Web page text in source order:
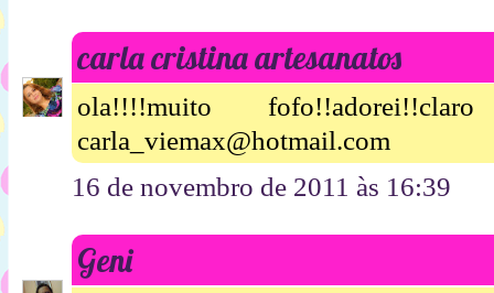
carla cristina artesanatos
ola!!!!muito
carla_viemax@hotmail.com
16 de novembro de 2011 às 16:39
Geni